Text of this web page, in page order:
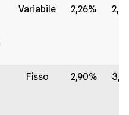
Variabile 2,26%
Fisso 2,90%